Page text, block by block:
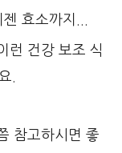
효소까지...
런 건강 보조 식
.
참고하시면 좋